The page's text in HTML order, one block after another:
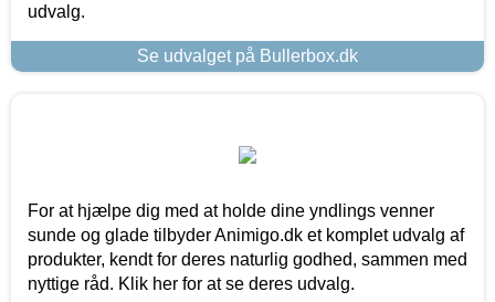
udvalg.
Se udvalget på Bullerbox.dk
For at hjælpe dig med at holde dine yndlings venner
sunde og glade tilbyder Animigo.dk et komplet udvalg af
produkter, kendt for deres naturlig godhed, sammen med
nyttige råd. Klik her for at se deres udvalg.